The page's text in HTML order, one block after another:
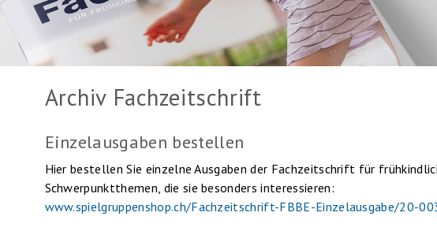
Archiv Fachzeitschrift
Einzelausgaben bestellen
Hier bestellen Sie einzelne Ausgaben der Fachzeitschrift für
Schwerpunktthemen, die sie besonders interessieren:
www.spielgruppenshop.ch/Fachzeitschrift-FBBE-Einzelausgabe/20-